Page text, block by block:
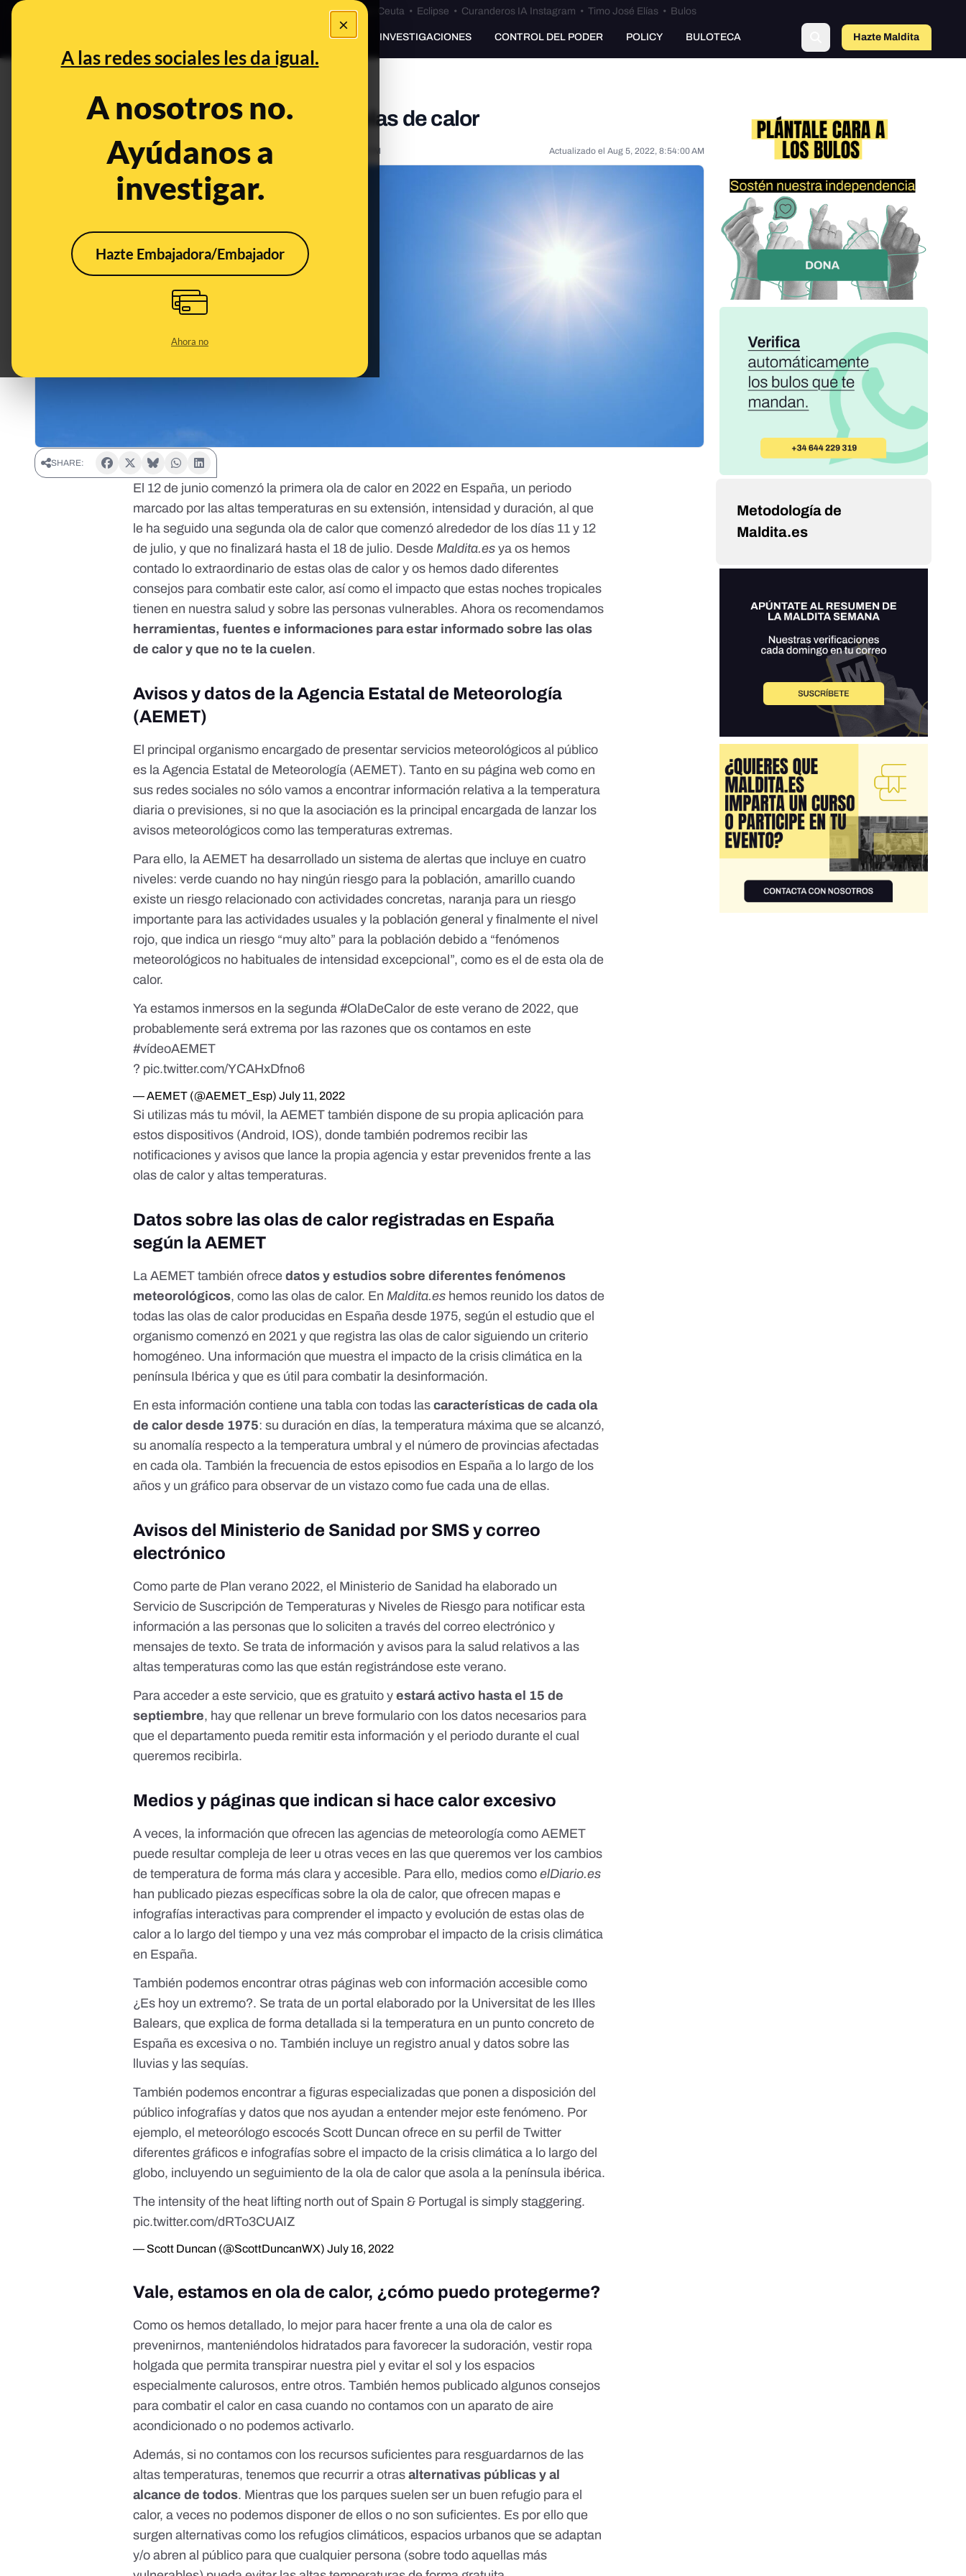
×
A las redes sociales les da igual.
A nosotros no.
Ayúdanos a
investigar.
Hazte Embajadora/Embajador
Ahora no
Especial Ceuta•Bulos Ceuta • Eclipse • Curanderos IA Instagram • Timo José Elías • Bulos
PREBUNKING INVESTIGACIONES CONTROL DEL PODER POLICY BULOTECA Hazte Maldito
Herramientas y fuentes sobre las olas de calor
Publicado el Jul 18, 2022, 2:43:15 PM Actualizado el Aug 5, 2022, 8:54:00 AM
SHARE:
El 12 de junio comenzó la primera ola de calor en 2022 en España, un periodo
marcado por las altas temperaturas en su extensión, intensidad y duración, al que
le ha seguido una segunda ola de calor que comenzó alrededor de los días 11 y 12
de julio, y que no finalizará hasta el 18 de julio. DesdeMaldita.esya os hemos
contado lo extraordinario de estas olas de calor y os hemos dado diferentes
consejos para combatir este calor, así como el impacto que estas noches tropicales
tienen en nuestra salud y sobre las personas vulnerables. Ahora os recomendamos
herramientas, fuentes e informaciones para estar informado sobre las olas
de calor y que no te la cuelen.
Avisos y datos de la Agencia Estatal de Meteorología
(AEMET)
El principal organismo encargado de presentar servicios meteorológicos al público
es la Agencia Estatal de Meteorología (AEMET). Tanto en su página web como en
sus redes sociales no sólo vamos a encontrar información relativa a la temperatura
diaria o previsiones, si no que la asociación es la principal encargada de lanzar los
avisos meteorológicos como las temperaturas extremas.
Para ello, la AEMET ha desarrollado un sistema de alertas que incluye en cuatro
niveles: verde cuando no hay ningún riesgo para la población, amarillo cuando
existe un riesgo relacionado con actividades concretas, naranja para un riesgo
importante para las actividades usuales y la población general y finalmente el nivel
rojo, que indica un riesgo “muy alto” para la población debido a “fenómenos
meteorológicos no habituales de intensidad excepcional”,como es el de esta ola de
calor.
Ya estamos inmersos en la segunda#OlaDeCalor de este verano de 2022, que
probablemente será extrema por las razones que os contamos en este
#vídeoAEMET
? pic.twitter.com/YCAHxDfno6
— AEMET (@AEMET_Esp)July 11, 2022
Si utilizas más tu móvil, la AEMET también dispone desu propia aplicación para
estos dispositivos (Android, IOS), donde también podremos recibir las
notificaciones y avisos que lance la propia agencia y estar prevenidos frente a las
olas de calor y altas temperaturas.
Datos sobre las olas de calor registradas en España
según la AEMET
La AEMET también ofrecedatos y estudios sobre diferentes fenómenos
meteorológicos, como las olas de calor. EnMaldita.es hemos reunido losdatos de
todas las olas de calor producidas en España desde 1975, según el estudio que el
organismo comenzó en 2021 y que registra las olas de calor siguiendo un criterio
homogéneo. Una información que muestra el impacto de la crisis climática en la
península Ibérica y que es útil para combatir la desinformación.
En esta información contiene una tabla con todas lascaracterísticas de cada ola
de calor desde 1975: su duración en días, la temperatura máxima que se alcanzó,
su anomalía respecto a la temperatura umbral y el número de provincias afectadas
en cada ola. También la frecuencia de estos episodios en España a lo largo de los
años y un gráfico para observar de un vistazo como fue cada una de ellas.
Avisos del Ministerio de Sanidad por SMS y correo
electrónico
Como parte de Plan verano 2022, el Ministerio de Sanidad ha elaborado un
Servicio de Suscripción de Temperaturas y Niveles de Riesgo para notificar esta
información a las personas que lo soliciten a través del correo electrónico y
mensajes de texto. Se trata de información y avisos para la salud relativos a las
altas temperaturas como las que están registrándose este verano.
Para acceder a este servicio, que es gratuito yestará activo hasta el 15 de
septiembre, hay que rellenar un breve formulario con los datos necesarios para
que el departamento pueda remitir esta información y el periodo durante el cual
queremos recibirla.
Medios y páginas que indican si hace calor excesivo
A veces, la información que ofrecen las agencias de meteorología como AEMET
puede resultar compleja de leer u otras veces en las que queremos ver los cambios
de temperatura de forma más clara y accesible. Para ello, medios comoelDiario.es
han publicado piezas específicas sobre la ola de calor, que ofrecen mapas e
infografías interactivas para comprender el impacto y evolución de estas olas de
calor a lo largo del tiempo y una vez más comprobar el impacto de la crisis climática
en España.
También podemos encontrar otras páginas web con información accesible como
¿Es hoy un extremo?. Se trata de un portal elaborado por la Universitat de les Illes
Balears, que explica de forma detallada si la temperatura en un punto concreto de
España es excesiva o no. También incluye un registro anual y datos sobre las
lluvias y las sequías.
También podemos encontrar a figuras especializadas que ponen a disposición del
público infografías y datos que nos ayudan a entender mejor este fenómeno. Por
ejemplo, el meteorólogo escocés Scott Duncan ofrece en su perfil de Twitter
diferentes gráficos e infografías sobre el impacto de la crisis climática a lo largo del
globo, incluyendo un seguimiento de la ola de calorque asola a la península ibérica.
The intensity of the heat lifting north out of Spain & Portugal is simply staggering.
pic.twitter.com/dRTo3CUAIZ
— Scott Duncan (@ScottDuncanWX)July 16, 2022
Vale, estamos en ola de calor, ¿cómo puedo protegerme?
Como os hemos detallado, lo mejor para hacer frente a una ola de calor es
prevenirnos, manteniéndolos hidratados para favorecer la sudoración, vestir ropa
holgada que permita transpirar nuestra piel y evitar el sol y los espacios
especialmente calurosos, entre otros. También hemos publicado algunos consejos
paracombatir el calor en casa cuando no contamos con un aparato de aire
acondicionado o no podemos activarlo.
Además, si no contamos con los recursos suficientes para resguardarnos de las
altas temperaturas, tenemos que recurrir a otrasalternativas públicas y al
alcance de todos. Mientras que los parques suelen ser un buen refugio para el
calor, a veces no podemos disponer de ellos o no son suficientes. Es por ello que
surgen alternativas como los refugios climáticos, espacios urbanos que se adaptan
y/o abren al público para que cualquier persona (sobre todo aquellas más
Metodología de
Maldita.es